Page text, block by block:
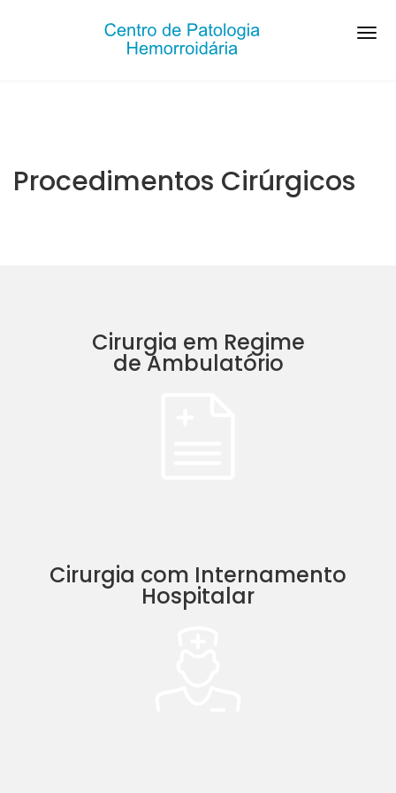
Procedimentos Cirúrgicos
Cirurgia em Regime
de Ambulatório
Cirurgia com Internamento
Hospitalar